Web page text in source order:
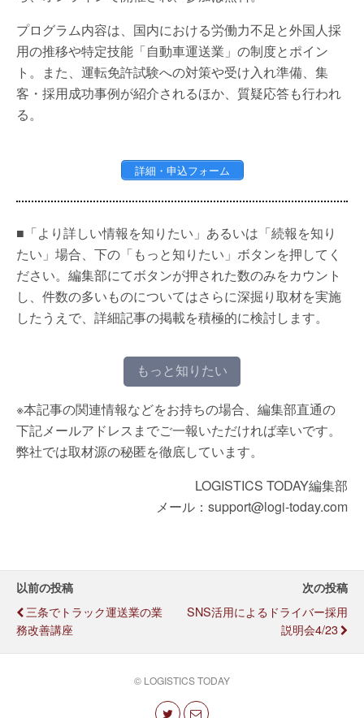
プログラム内容は、国内における労働力不足と外国人採
用の推移や特定技能「自動車運送業」の制度とポイン
ト。また、運転免許試験への対策や受け入れ準備、集
客・採用成功事例が紹介されるほか、質疑応答も行われ
る。
詳細・申込フォーム
■「より詳しい情報を知りたい」あるいは「続報を知り
たい」場合、下の「もっと知りたい」ボタンを押してく
ださい。編集部にてボタンが押された数のみをカウント
し、件数の多いものについてはさらに深掘り取材を実施
したうえで、詳細記事の掲載を積極的に検討します。
もっと知りたい
※本記事の関連情報などをお持ちの場合、編集部直通の
下記メールアドレスまでご一報いただければ幸いです。
弊社では取材源の秘匿を徹底しています。
LOGISTICS TODAY編集部
メール：support@logi-today.com
以前の投稿
三条でトラック運送業の業
務改善講座
次の投稿
SNS活用によるドライバー採用
説明会4/23
© LOGISTICS TODAY